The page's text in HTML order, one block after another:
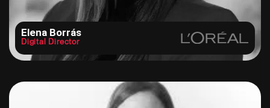
Elena Borrás
Digital Director